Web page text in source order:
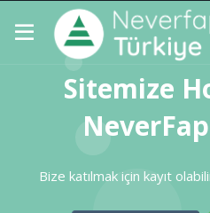
Sitemize
Bize katılmak için kayıt